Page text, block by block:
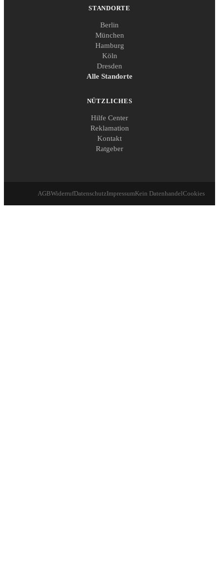
STANDORTE
Berlin
München
Hamburg
Köln
Dresden
Alle Standorte
NÜTZLICHES
Hilfe Center
Reklamation
Kontakt
Ratgeber
AGBWiderrufDatenschutzImpressumKein DatenhandelCookies